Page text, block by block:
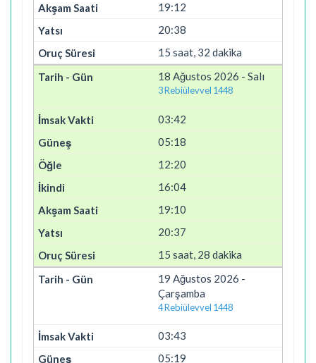
19:12
20:38
15 saat, 32 dakika
18 Ağustos 2026 - Salı
3 Rebiülevvel 1448
03:42
05:18
12:20
16:04
19:10
20:37
15 saat, 28 dakika
19 Ağustos 2026 -
Çarşamba
4 Rebiülevvel 1448
03:43
05:19